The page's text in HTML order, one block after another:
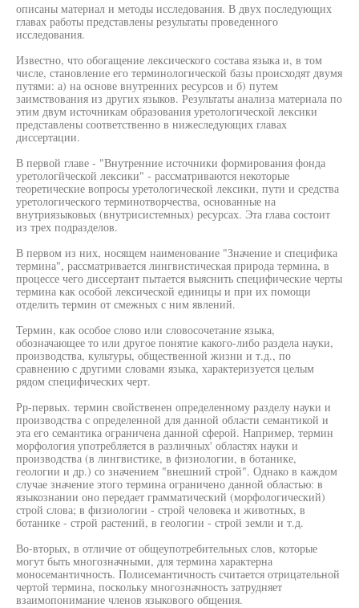
описаны материал и методы исследования. В двух последующих
главах работы представлены результаты проведенного
исследования.
Известно, что обогащение лексического состава языка и, в том
числе, становление его терминологической базы происходят двумя
путями: а) на основе внутренних ресурсов и б) путем
заимствования из других языков. Результаты анализа материала по
этим двум источникам образования уретологической лексики
представлены соответственно в нижеследующих главах
диссертации.
В первой главе - "Внутренние источники формирования фонда
уретологйческой лексики" - рассматриваются некоторые
теоретические вопросы уретологической лексики, пути и средства
уретологического терминотворчества, основанные на
внутриязыковых (внутрисистемных) ресурсах. Эта глава состоит
из трех подразделов.
В первом из них, носящем наименование "Значение и специфика
термина", рассматривается лингвистическая природа термина, в
процессе чего диссертант пытается выяснить специфические черты
термина как особой лексической единицы и при их помощи
отделить термин от смежных с ним явлений.
Термин, как особое слово или словосочетание языка,
обозначающее то или другое понятие какого-либо раздела науки,
производства, культуры, общественной жизни и т.д., по
сравнению с другими словами языка, характеризуется целым
рядом специфических черт.
Рр-первых. термин свойственен определенному разделу науки и
производства с определенной для данной области семантикой и
эта его семантика ограничена данной сферой. Например, термин
морфология употребляется в различных' областях науки и
производства (в лингвистике, в физиологии, в ботанике,
геологии и др.) со значением "внешний строй". Однако в каждом
случае значение этого термина ограничено данной областью: в
языкознании оно передает грамматический (морфологический)
строй слова; в физиологии - строй человека и животных, в
ботанике - строй растений, в геологии - строй земли и т.д.
Во-вторых, в отличие от общеупотребительных слов, которые
могут быть многозначными, для термина характерна
моносемантичность. Полисемантичность считается отрицательной
чертой термина, поскольку многозначность затрудняет
взаимопонимание членов языкового общения.